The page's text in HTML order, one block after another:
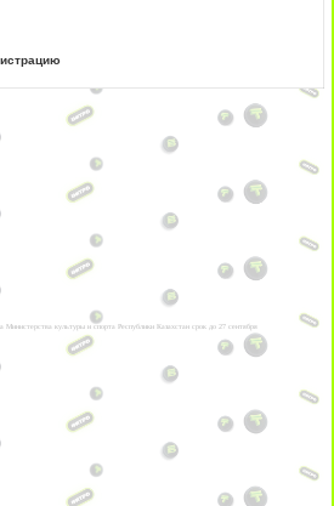
культуры и спорта Республики Казахстан срок до 27 сентября